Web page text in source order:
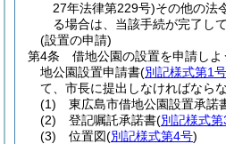
27年法律第229号)その他の法
る場合は、当該手続が完了し
(設置の申請)
第4条
借地公園の設置を申請し
地公園設置申請書(別記様式第1号
て、市長に提出しなければならな
(1)
東広島市借地公園設置承諾
(2)
登記嘱託承諾書(別記様式
(3)
位置図(別記様式第4号)